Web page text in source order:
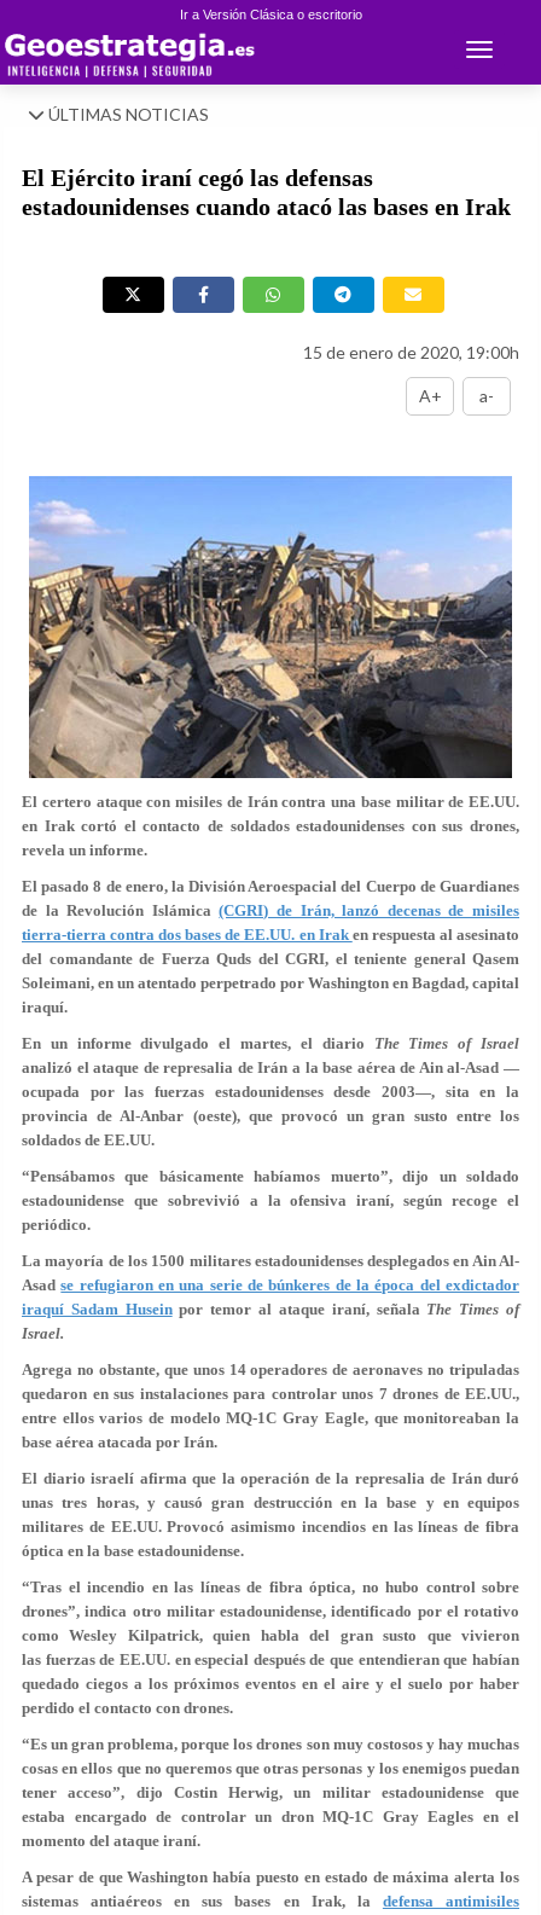
Ir a Versión Clásica o escritorio
Toggle
ÚLTIMAS NOTICIAS
El Ejército iraní cegó las defensas
estadounidenses cuando atacó las bases en Irak
15 de enero de 2020, 19:00h
A+ a-
El certero ataque con misiles de Irán contra una base militar de EE.UU.
en Irak cortó el contacto de soldados estadounidenses con sus drones,
revela un informe.
El pasado 8 de enero, la División Aeroespacial del Cuerpo de Guardianes
de la Revolución Islámica(CGRI) de Irán, lanzó decenas de misiles
tierra-tierra contra dos bases de EE.UU. en Irak en respuesta al asesinato
del comandante de Fuerza Quds del CGRI, el teniente general Qasem
Soleimani, en un atentado perpetrado por Washington en Bagdad, capital
iraquí.
En un informe divulgado el martes, el diario The Times of Israel
analizó el ataque de represalia de Irán a la base aérea de Ain al-Asad —
ocupada por las fuerzas estadounidenses desde 2003—, sita en la
provincia de Al-Anbar (oeste), que provocó un gran susto entre los
soldados de EE.UU.
“Pensábamos que básicamente habíamos muerto”, dijo un soldado
estadounidense que sobrevivió a la ofensiva iraní, según recoge el
periódico.
La mayoría de los 1500 militares estadounidenses desplegados en Ain Al-
Asadse refugiaron en una serie de búnkeres de la época del exdictador
iraquí Sadam Huseinpor temor al ataque iraní, señala The Times of
Israel.
Agrega no obstante, que unos 14 operadores de aeronaves no tripuladas
quedaron en sus instalaciones para controlar unos 7 drones de EE.UU.,
entre ellos varios de modelo MQ-1C Gray Eagle, que monitoreaban la
base aérea atacada por Irán.
El diario israelí afirma que la operación de la represalia de Irán duró
unas tres horas, y causó gran destrucción en la base y en equipos
militares de EE.UU. Provocó asimismo incendios en las líneas de fibra
óptica en la base estadounidense.
“Tras el incendio en las líneas de fibra óptica, no hubo control sobre
drones”, indica otro militar estadounidense, identificado por el rotativo
como Wesley Kilpatrick, quien habla del gran susto que vivieron
las fuerzas de EE.UU. en especial después de que entendieran que habían
quedado ciegos a los próximos eventos en el aire y el suelo por haber
perdido el contacto con drones.
“Es un gran problema, porque los drones son muy costosos y hay muchas
cosas en ellos que no queremos que otras personas y los enemigos puedan
tener acceso”, dijo Costin Herwig, un militar estadounidense que
estaba encargado de controlar un dron MQ-1C Gray Eagles en el
momento del ataque iraní.
A pesar de que Washington había puesto en estado de máxima alerta los
sistemas antiaéreos en sus bases en Irak, la defensa antimisiles